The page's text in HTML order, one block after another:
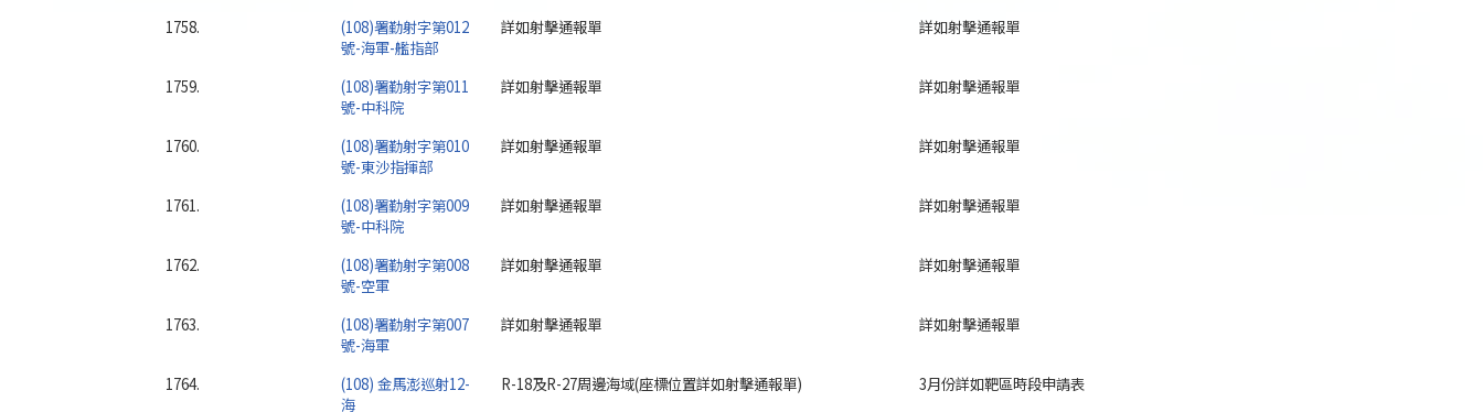
1758.
(108)署勤射字第012
號-海軍-艦指部
詳如射擊通報單 詳如射擊通報單
1759.
(108)署勤射字第011
號-中科院
詳如射擊通報單 詳如射擊通報單
1760.
(108)署勤射字第010
號-東沙指揮部
詳如射擊通報單 詳如射擊通報單
1761.
(108)署勤射字第009
號-中科院
詳如射擊通報單 詳如射擊通報單
1762.
(108)署勤射字第008
號-空軍
詳如射擊通報單 詳如射擊通報單
1763.
(108)署勤射字第007
號-海軍
詳如射擊通報單 詳如射擊通報單
1764.
(108) 金馬澎巡射12-
海
R-18及R-27周邊海域(座標位置詳如射擊通報單) 3月份詳如靶區時段申請表